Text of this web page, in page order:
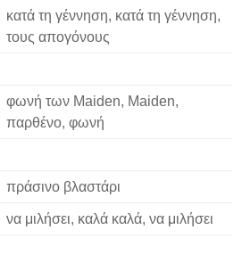
κατά τη γέννηση, κατά τη γέννηση,
τους απογόνους
φωνή των Maiden, Maiden,
παρθένο, φωνή
πράσινο βλαστάρι
να μιλήσει, καλά καλά, να μιλήσει